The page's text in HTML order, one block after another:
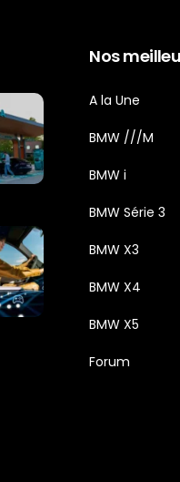
Nos
A la Une
BMW ///M
BMW i
BMW Série 3
BMW X3
BMW X4
BMW X5
Forum